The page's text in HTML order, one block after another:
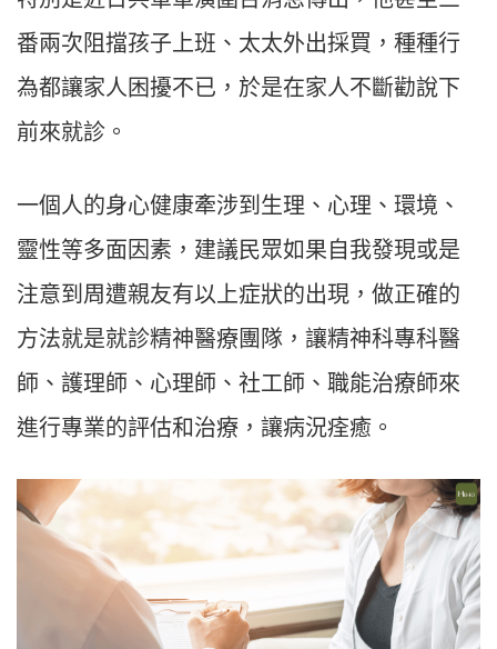
番兩次阻擋孩子上班、太太外出採買，種種行
為都讓家人困擾不已，於是在家人不斷勸說下
前來就診。
一個人的身心健康牽涉到生理、心理、環境、
靈性等多面因素，建議民眾如果自我發現或是
注意到周遭親友有以上症狀的出現，做正確的
方法就是就診精神醫療團隊，讓精神科專科醫
師、護理師、心理師、社工師、職能治療師來
進行專業的評估和治療，讓病況痊癒。